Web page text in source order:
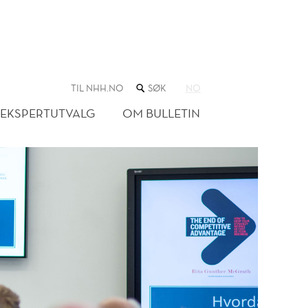
TIL NHH.NO SØK
NETTSTEDET
NO
EKSPERTUTVALG OM BULLETIN